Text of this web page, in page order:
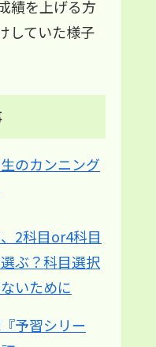
績を上げる方
していた様子
のカンニング
2科目or4科目
ぶ？科目選択
いために
予習シリー